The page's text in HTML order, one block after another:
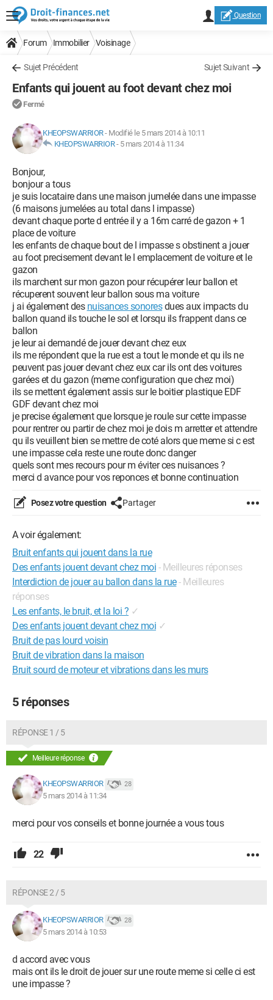
Question
Forum Immobilier Voisinage
Sujet Précédent Sujet Suivant
Enfants qui jouent au foot devant chez moi
Fermé
KHEOPSWARRIOR- Modifié le 5 mars 2014 à 10:11
KHEOPSWARRIOR- 5 mars 2014 à 11:34
Bonjour,
bonjour a tous
je suis locataire dans une maison jumelée dans une impasse
(6 maisons jumelées au total dans l impasse)
devant chaque porte d entrée il y a 16m carré de gazon + 1
place de voiture
les enfants de chaque bout de l impasse s obstinent a jouer
au foot precisement devant le l emplacement de voiture et le
gazon
ils marchent sur mon gazon pour récupérer leur ballon et
récuperent souvent leur ballon sous ma voiture
j ai également des nuisances sonoresdues aux impacts du
ballon quand ils touche le sol et lorsqu ils frappent dans ce
ballon
je leur ai demandé de jouer devant chez eux
ils me répondent que la rue est a tout le monde et qu ils ne
peuvent pas jouer devant chez eux car ils ont des voitures
garées et du gazon (meme configuration que chez moi)
ils se mettent également assis sur le boitier plastique EDF
GDF devant chez moi
je precise également que lorsque je roule sur cette impasse
pour rentrer ou partir de chez moi je dois m arretter et attendre
qu ils veuillent bien se mettre de coté alors que meme si c est
une impasse cela reste une route donc danger
quels sont mes recours pour m éviter ces nuisances ?
merci d avance pour vos reponces et bonne continuation
Posez votre question Partager
A voir également:
Bruit enfants qui jouent dans la rue
Des enfants jouent devant chez moi - Meilleures réponses
Interdiction de jouer au ballon dans la rue- Meilleures
réponses
Les enfants, le bruit, et la loi ? ✓
Des enfants jouent devant chez moi ✓
Bruit de pas lourd voisin
Bruit de vibration dans la maison
Bruit sourd de moteur et vibrations dans les murs
5 réponses
RÉPONSE 1 / 5
Meilleure réponse
KHEOPSWARRIOR 28
5 mars 2014 à 11:34
merci pour vos conseils et bonne journée a vous tous
22
RÉPONSE 2 / 5
KHEOPSWARRIOR 28
5 mars 2014 à 10:53
d accord avec vous
mais ont ils le droit de jouer sur une route meme si celle ci est
une impasse ?